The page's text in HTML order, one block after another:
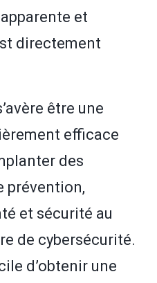
et
directement
être une
efficace
des
prévention,
et sécurité au
de cybersécurité.
d’obtenir une